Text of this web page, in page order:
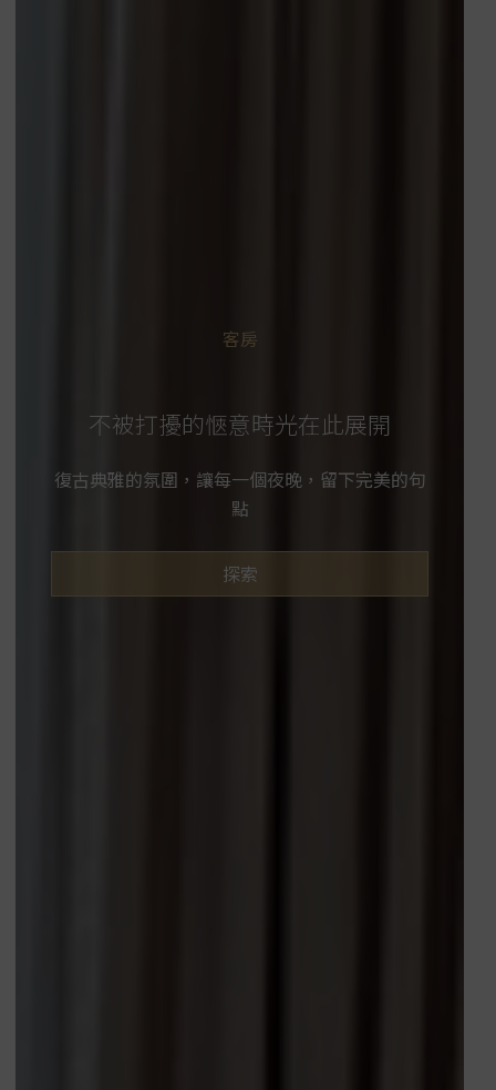
客房
不被打擾的愜意時光在此展開
復古典雅的氛圍，讓每一個夜晚，留下完美的句
點
探索